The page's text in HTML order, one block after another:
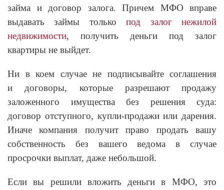
займа и договор залога. Причем МФО вправе
выдавать займы толькопод залог нежилой
недвижимости, получить деньги под залог
квартиры не выйдет.
Ни в коем случае не подписывайте соглашения
и договоры, которые разрешают продажу
заложенного имущества без решения суда:
договор отступного, купли-продажи или дарения.
Иначе компания получит право продать вашу
собственность без вашего ведома в случае
просрочки выплат, даже небольшой.
Если вы решили вложить деньги в МФО, это